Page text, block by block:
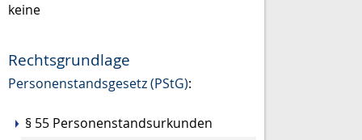
keine
Rechtsgrundlage
Personenstandsgesetz (PStG):
§ 55 Personenstandsurkunden